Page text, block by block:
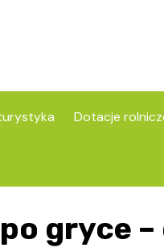
Dotacje
gryce